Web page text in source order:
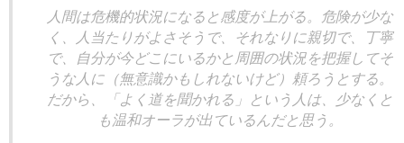
人間は危機的状況になると感度が上がる。危険が少な
く、人当たりがよさそうで、それなりに親切で、丁寧
で、自分が今どこにいるかと周囲の状況を把握してそ
うな人に（無意識かもしれないけど）頼ろうとする。
だから、「よく道を聞かれる」という人は、少なくと
も温和オーラが出ているんだと思う。